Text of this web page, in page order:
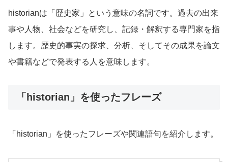
historianは「歴史家」という意味の名詞です。過去の出来
事や人物、社会などを研究し、記録・解釈する専門家を指
します。歴史的事実の探求、分析、そしてその成果を論文
や書籍などで発表する人を意味します。
「historian」を使ったフレーズ
「historian」を使ったフレーズや関連語句を紹介します。